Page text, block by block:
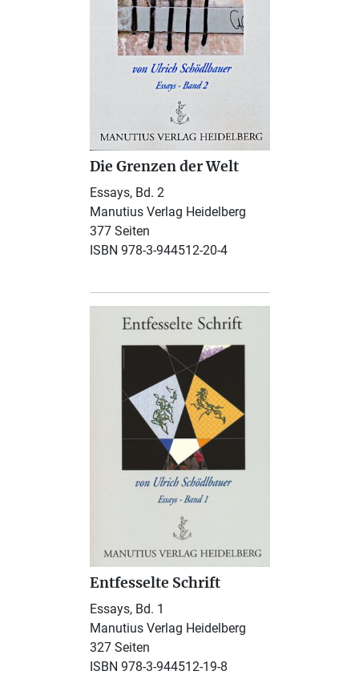
Die Grenzen der Welt
Essays, Bd. 2
Manutius Verlag Heidelberg
377 Seiten
ISBN 978-3-944512-20-4
Entfesselte Schrift
Essays, Bd. 1
Manutius Verlag Heidelberg
327 Seiten
ISBN 978-3-944512-19-8